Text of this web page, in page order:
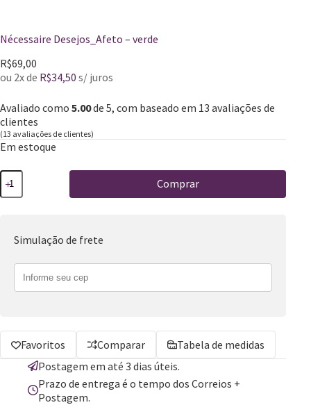
Nécessaire Desejos_Afeto – verde
R$69,00
ou 2x de R$34,50 s/ juros
Avaliado como 5.00de 5, com baseado em 13 avaliações de
clientes
(13 avaliações de clientes)
Em estoque
Comprar
Simulação de frete
Favoritos Comparar
Tabela de medidas
Postagem em até 3 dias úteis.
Prazo de entrega é o tempo dos Correios +
Postagem.